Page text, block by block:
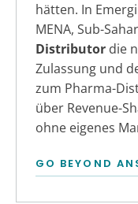
hätten. In
MENA, Sub-
Distributor die
Zulassung und
zum Pharma-
über Revenue-
ohne eigenes
GO BEYOND